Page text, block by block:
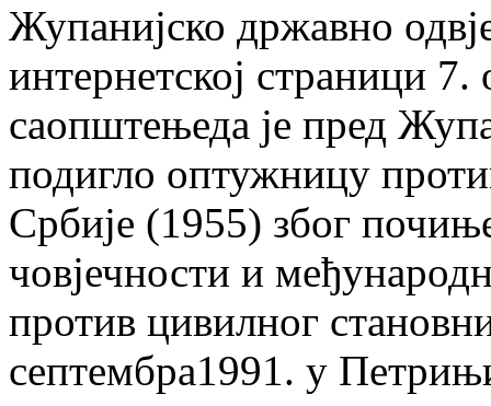
Жупанијско државно
интернетској страници 7.
саопштењеда је пред
подигло оптужницу
Србије (1955) због
човјечности и
против цивилног
септембра1991. у